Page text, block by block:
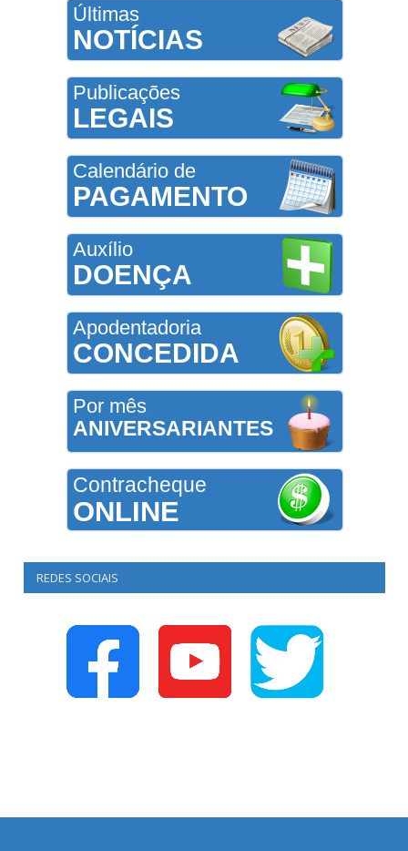
Últimas
NOTÍCIAS
Publicações
LEGAIS
Calendário de
PAGAMENTO
Auxílio
DOENÇA
Apodentadoria
CONCEDIDA
Por mês
ANIVERSARIANTES
Contracheque
ONLINE
REDES SOCIAIS